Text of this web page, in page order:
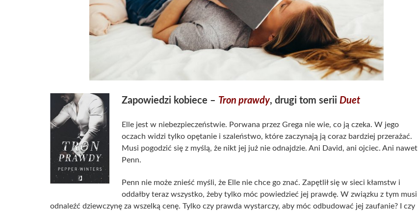
Zapowiedzi kobiece – Tron prawdy, drugi tom serii Duet
Elle jest w niebezpieczeństwie. Porwana przez Grega nie wie, co ją czeka. W jego
oczach widzi tylko opętanie i szaleństwo, które zaczynają ją coraz bardziej przerażać.
Musi pogodzić się z myślą, że nikt jej już nie odnajdzie. Ani David, ani ojciec. Ani nawet
Penn.
Penn nie może znieść myśli, że Elle nie chce go znać. Zapętlił się w sieci kłamstw i
oddałby teraz wszystko, żeby tylko móc powiedzieć jej prawdę. W związku z tym musi
odnaleźć dziewczynę za wszelką cenę. Tylko czy prawda wystarczy, aby móc odbudować jej zaufanie? I czy